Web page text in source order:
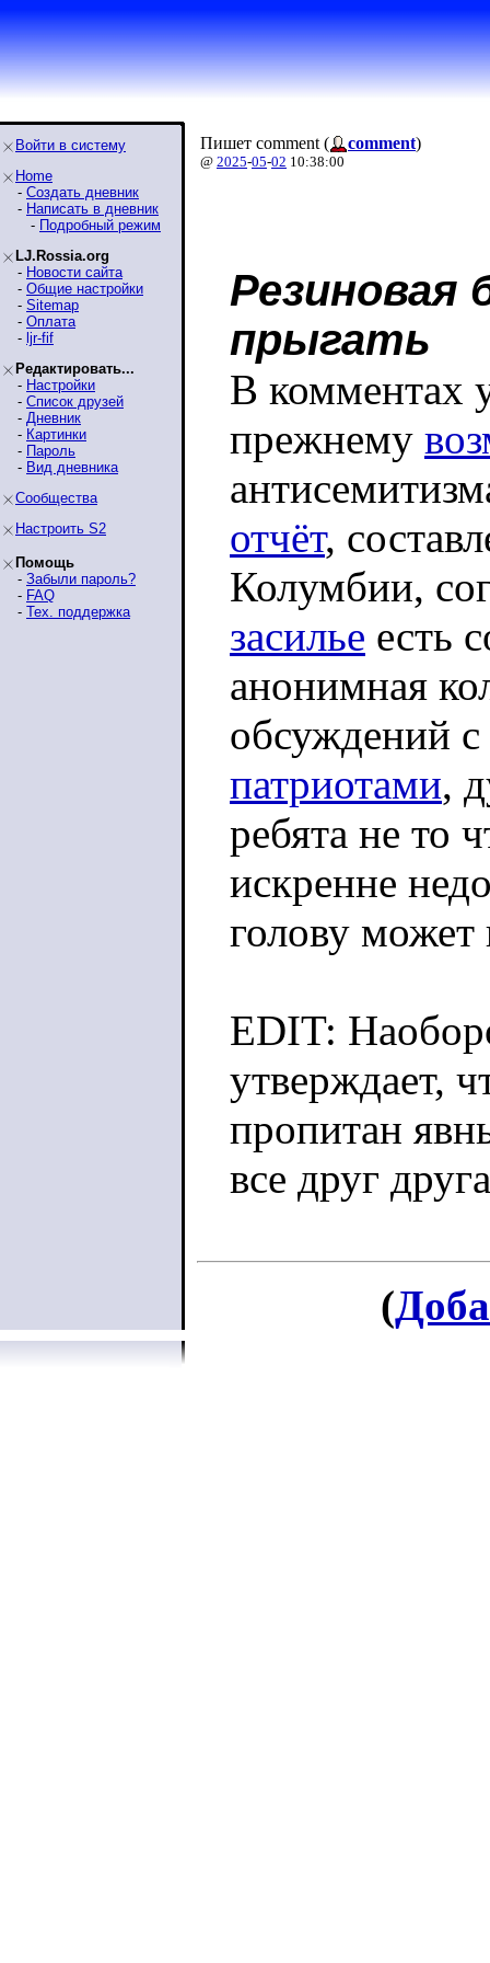
Войти в систему
Home
- Создать дневник
- Написать в дневник
- Подробный режим
LJ.Rossia.org
- Новости сайта
- Общие настройки
- Sitemap
- Оплата
- ljr-fif
Редактировать...
- Настройки
- Список друзей
- Дневник
- Картинки
- Пароль
- Вид дневника
Сообщества
Настроить S2
Помощь
- Забыли пароль?
- FAQ
- Тех. поддержка
Пишет comment ( comment)
@ 2025-05-02 10:38:00
Резиновая
прыгать
В комментах
прежнему
отчёт,
Колумбии,
засилье есть
анонимная
обсуждений с
патриотами,
ребята не то
искренне
голову может
EDIT:
утверждает,
пропитан
все друг
(